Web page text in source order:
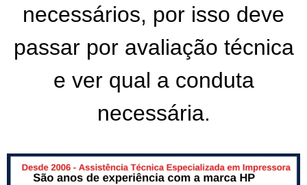
necessários, por isso deve
passar por avaliação técnica
e ver qual a conduta
necessária.